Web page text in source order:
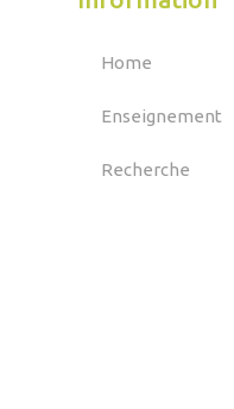
Home
Enseignement
Recherche